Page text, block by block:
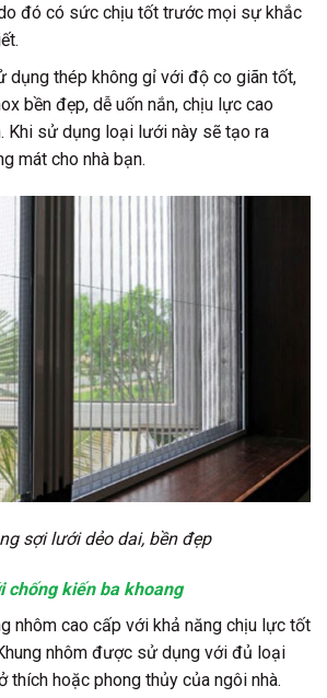
đó có sức chịu tốt trước mọi sự khắc
dụng thép không gỉ với độ co giãn tốt,
bền đẹp, dễ uốn nắn, chịu lực cao
Khi sử dụng loại lưới này sẽ tạo ra
mát cho nhà bạn.
sợi lưới dẻo dai, bền đẹp
chống kiến ba khoang
nhôm cao cấp với khả năng chịu lực tốt
nhôm được sử dụng với đủ loại
thích hoặc phong thủy của ngôi nhà.